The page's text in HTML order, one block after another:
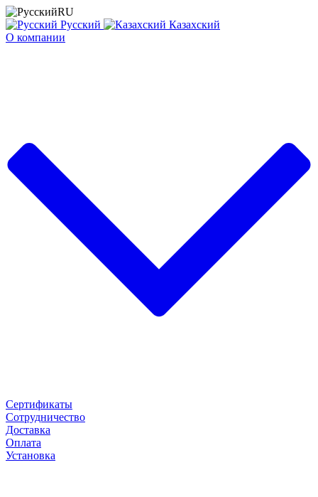
RU
Русский
Казахский
О компании
Сертификаты
Сотрудничество
Доставка
Оплата
Установка